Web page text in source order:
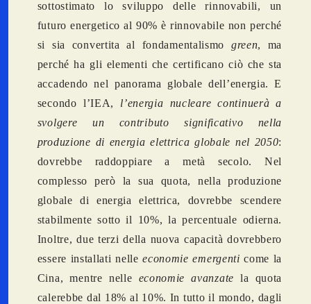
sottostimato lo sviluppo delle rinnovabili, un
futuro energetico al 90% è rinnovabile non perché
si sia convertita al fondamentalismo green, ma
perché ha gli elementi che certificano ciò che sta
accadendo nel panorama globale dell’energia. E
secondo l’IEA, l’energia nucleare continuerà a
svolgere un contributo significativo nella
produzione di energia elettrica globale nel 2050:
dovrebbe raddoppiare a metà secolo. Nel
complesso però la sua quota, nella produzione
globale di energia elettrica, dovrebbe scendere
stabilmente sotto il 10%, la percentuale odierna.
Inoltre, due terzi della nuova capacità dovrebbero
essere installati nelleeconomie emergenti come la
Cina, mentre nelle economie avanzate la quota
calerebbe dal 18% al 10%. In tutto il mondo, dagli